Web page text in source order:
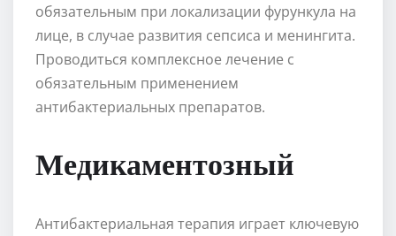
обязательным при локализации фурункула на
лице, в случае развития сепсиса и менингита.
Проводиться комплексное лечение с
обязательным применением
антибактериальных препаратов.
Медикаментозный
Антибактериальная терапия играет ключевую